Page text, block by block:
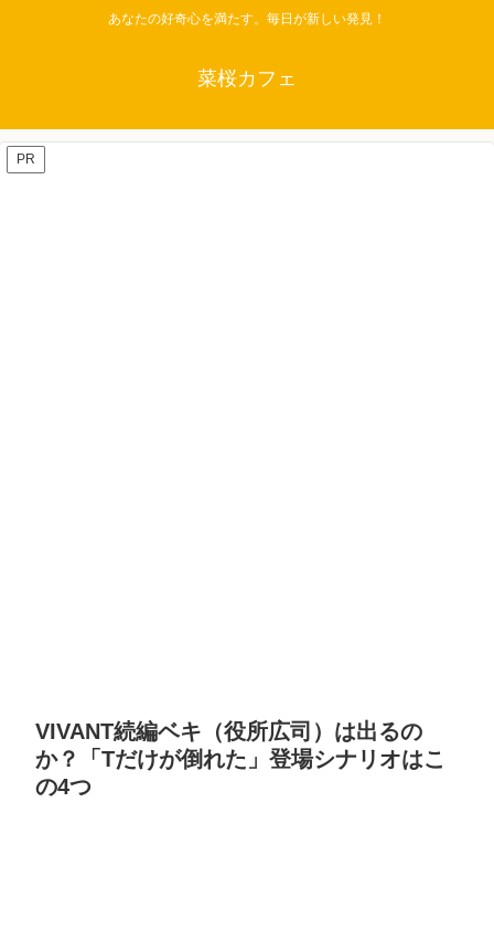
あなたの好奇心を満たす。毎日が新しい発見！
菜桜カフェ
PR
VIVANT続編ベキ（役所広司）は出るの
か？「Tだけが倒れた」登場シナリオはこ
の4つ